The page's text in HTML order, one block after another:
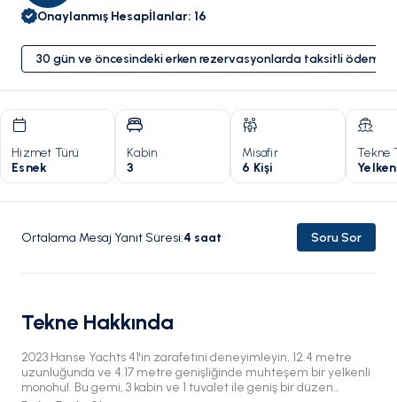
Onaylanmış Hesapİlanlar: 16
30 gün ve öncesindeki erken rezervasyonlarda taksitli ödeme
Hizmet Türü
Esnek
Kabin
3
Misafir
6 Kişi
Tekne
Ortalama Mesaj Yanıt Süresi:4 saat Soru Sor
Tekne Hakkında
2023 Hanse Yachts 41'in zarafetini deneyimleyin, 12.4 metre
uzunluğunda ve 4.17 metre genişliğinde muhteşem bir yelkenli
monohul. Bu gemi, 3 kabin ve 1 tuvalet ile geniş bir düzen